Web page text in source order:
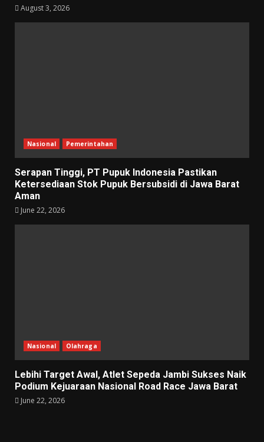
August 3, 2026
Nasional Pemerintahan
Serapan Tinggi, PT Pupuk Indonesia Pastikan
Ketersediaan Stok Pupuk Bersubsidi di Jawa Barat
Aman
June 22, 2026
Nasional Olahraga
Lebihi Target Awal, Atlet Sepeda Jambi Sukses Naik
Podium Kejuaraan Nasional Road Race Jawa Barat
June 22, 2026